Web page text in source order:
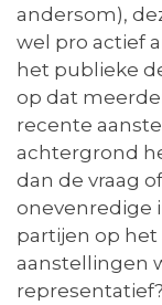
andersom),
wel pro actief
het publieke
op dat
recente
achtergrond
dan de vraag
onevenredige
partijen op
aanstellingen